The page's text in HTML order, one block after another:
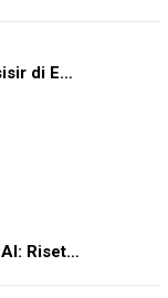
di E…
Riset…